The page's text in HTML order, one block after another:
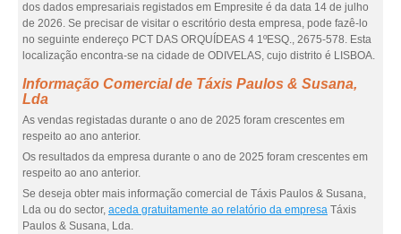
dos dados empresariais registados em Empresite é da data 14 de julho
de 2026. Se precisar de visitar o escritório desta empresa, pode fazê-lo
no seguinte endereço PCT DAS ORQUÍDEAS 4 1ºESQ., 2675-578. Esta
localização encontra-se na cidade de ODIVELAS, cujo distrito é LISBOA.
Informação Comercial de Táxis Paulos & Susana,
Lda
As vendas registadas durante o ano de 2025 foram crescentes em
respeito ao ano anterior.
Os resultados da empresa durante o ano de 2025 foram crescentes em
respeito ao ano anterior.
Se deseja obter mais informação comercial de Táxis Paulos & Susana,
Lda ou do sector, aceda gratuitamente ao relatório da empresa Táxis
Paulos & Susana, Lda.